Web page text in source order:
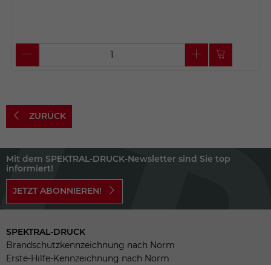
ZURÜCK
Mit dem SPEKTRAL-DRUCK-Newsletter sind Sie top
informiert!
JETZT ABONNIEREN!
SPEKTRAL-DRUCK
Brandschutzkennzeichnung nach Norm
Erste-Hilfe-Kennzeichnung nach Norm